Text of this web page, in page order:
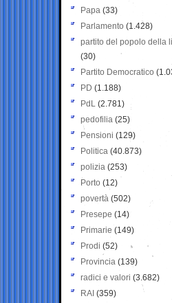
Papa (33)
Parlamento (1.428)
partito del popolo della
(30)
Partito Democratico
PD (1.188)
PdL (2.781)
pedofilia (25)
Pensioni (129)
Politica (40.873)
polizia (253)
Porto (12)
povertà (502)
Presepe (14)
Primarie (149)
Prodi (52)
Provincia (139)
radici e valori (3.682)
RAI (359)